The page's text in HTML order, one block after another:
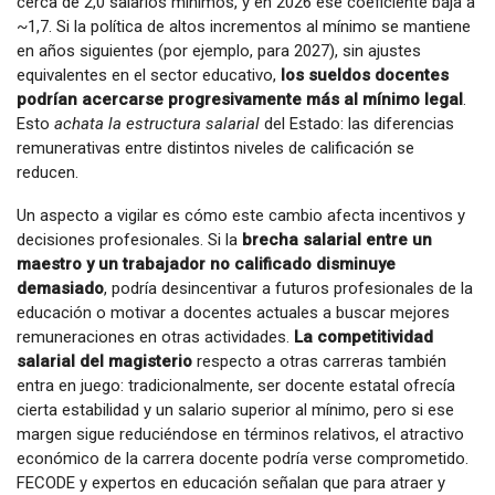
~1,7. Si la política de altos incrementos al mínimo se mantiene
en años siguientes (por ejemplo, para 2027), sin ajustes
equivalentes en el sector educativo, los sueldos docentes
podrían acercarse progresivamente más al mínimo legal.
Esto achata la estructura salarial del Estado: las diferencias
remunerativas entre distintos niveles de calificación se
reducen.
Un aspecto a vigilar es cómo este cambio afecta incentivos y
decisiones profesionales. Si la brecha salarial entre un
maestro y un trabajador no calificado disminuye
demasiado, podría desincentivar a futuros profesionales de la
educación o motivar a docentes actuales a buscar mejores
remuneraciones en otras actividades. La competitividad
salarial del magisterio respecto a otras carreras también
entra en juego: tradicionalmente, ser docente estatal ofrecía
cierta estabilidad y un salario superior al mínimo, pero si ese
margen sigue reduciéndose en términos relativos, el atractivo
económico de la carrera docente podría verse comprometido.
FECODE y expertos en educación señalan que para atraer y